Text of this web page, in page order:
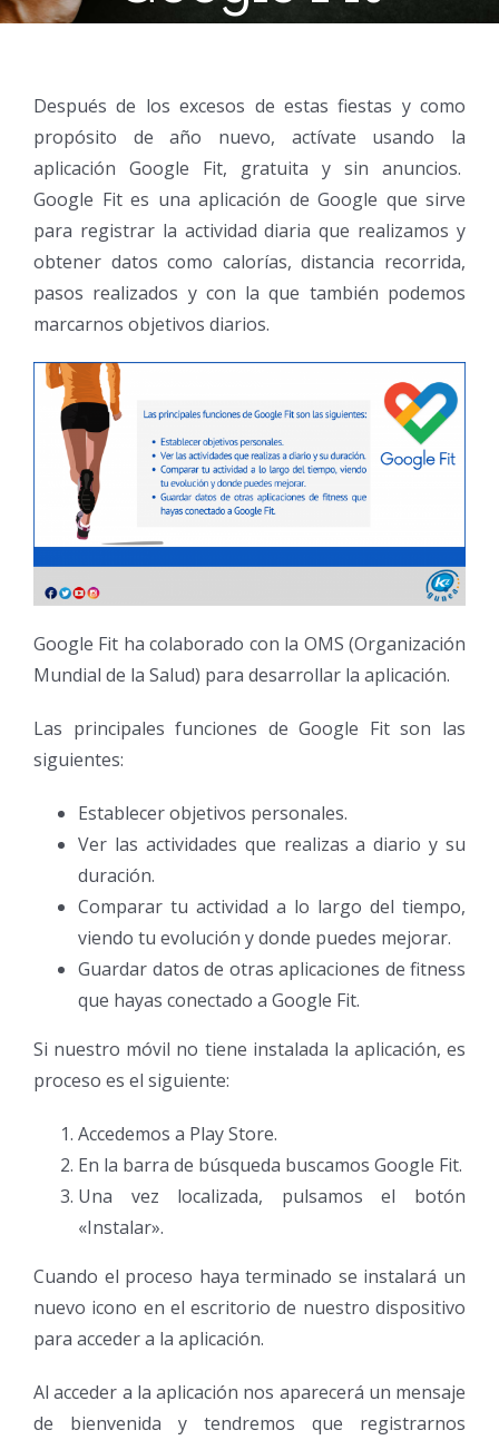
Después de los excesos de estas fiestas y como
propósito de año nuevo, actívate usando la
aplicación Google Fit, gratuita y sin anuncios.
Google Fit es una aplicación de Google que sirve
para registrar la actividad diaria que realizamos y
obtener datos como calorías, distancia recorrida,
pasos realizados y con la que también podemos
marcarnos objetivos diarios.
Google Fit ha colaborado con la OMS (Organización
Mundial de la Salud) para desarrollar la aplicación.
Las principales funciones de Google Fit son las
siguientes:
Establecer objetivos personales.
Ver las actividades que realizas a diario y su
duración.
Comparar tu actividad a lo largo del tiempo,
viendo tu evolución y donde puedes mejorar.
Guardar datos de otras aplicaciones de fitness
que hayas conectado a Google Fit.
Si nuestro móvil no tiene instalada la aplicación, es
proceso es el siguiente:
Accedemos a Play Store.
En la barra de búsqueda buscamos Google Fit.
Una vez localizada, pulsamos el botón
«Instalar».
Cuando el proceso haya terminado se instalará un
nuevo icono en el escritorio de nuestro dispositivo
para acceder a la aplicación.
Al acceder a la aplicación nos aparecerá un mensaje
de bienvenida y tendremos que registrarnos